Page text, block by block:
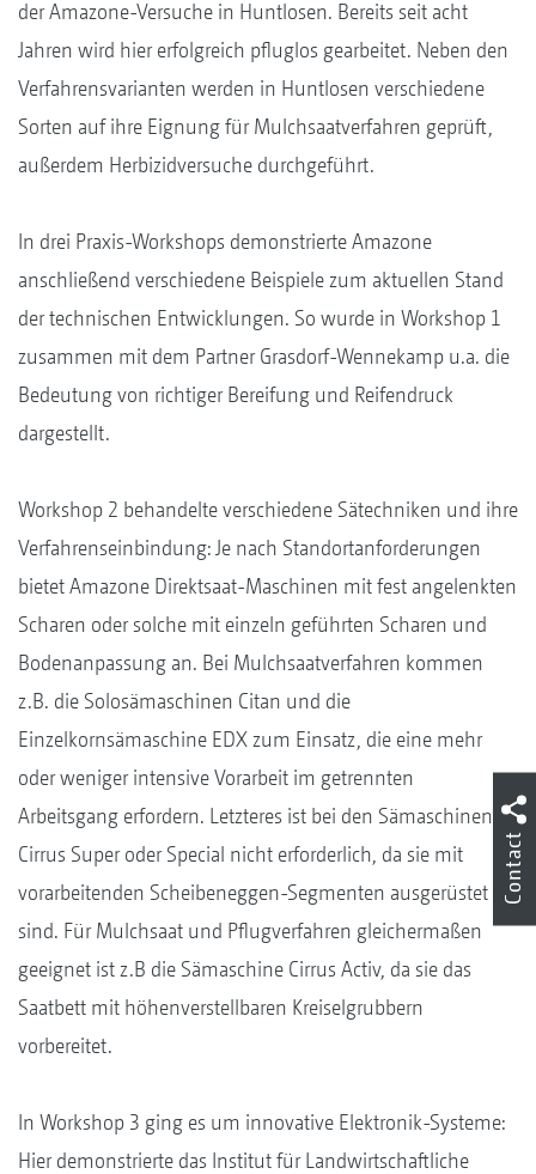
der Amazone-Versuche in Huntlosen. Bereits seit acht
Jahren wird hier erfolgreich pfluglos gearbeitet. Neben den
Verfahrensvarianten werden in Huntlosen verschiedene
Sorten auf ihre Eignung für Mulchsaatverfahren geprüft,
außerdem Herbizidversuche durchgeführt.
In drei Praxis-Workshops demonstrierte Amazone
anschließend verschiedene Beispiele zum aktuellen Stand
der technischen Entwicklungen. So wurde in Workshop 1
zusammen mit dem Partner Grasdorf-Wennekamp u.a. die
Bedeutung von richtiger Bereifung und Reifendruck
dargestellt.
Workshop 2 behandelte verschiedene Sätechniken und ihre
Verfahrenseinbindung: Je nach Standortanforderungen
bietet Amazone Direktsaat-Maschinen mit fest angelenkten
Scharen oder solche mit einzeln geführten Scharen und
Bodenanpassung an. Bei Mulchsaatverfahren kommen
z.B. die Solosämaschinen Citan und die
Einzelkornsämaschine EDX zum Einsatz, die eine mehr
oder weniger intensive Vorarbeit im getrennten
Arbeitsgang erfordern. Letzteres ist bei den Sämaschinen
Cirrus Super oder Special nicht erforderlich, da sie mit
vorarbeitenden Scheibeneggen-Segmenten ausgerüstet
sind. Für Mulchsaat und Pflugverfahren gleichermaßen
geeignet ist z.B die Sämaschine Cirrus Activ, da sie das
Saatbett mit höhenverstellbaren Kreiselgrubbern
vorbereitet.
In Workshop 3 ging es um innovative Elektronik-Systeme:
Hier demonstrierte das Institut für Landwirtschaftliche
Contact